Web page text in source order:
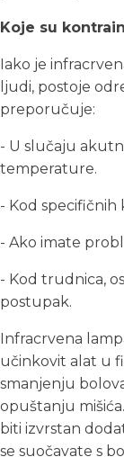
Koje su
Iako je
ljudi, postoje
preporučuje:
- U slučaju
temperature.
- Kod specifičnih
- Ako imate
- Kod trudnica,
postupak.
Infracrvena
učinkovit alat u
smanjenju
opuštanju
biti izvrstan
se suočavate s